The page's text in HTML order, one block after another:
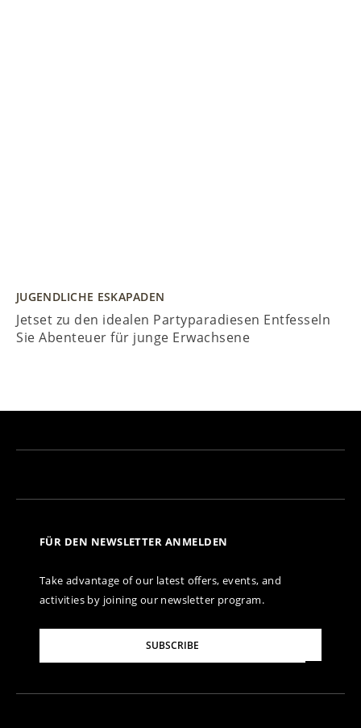
JUGENDLICHE ESKAPADEN
Jetset zu den idealen Partyparadiesen Entfesseln
Sie Abenteuer für junge Erwachsene
FÜR DEN NEWSLETTER ANMELDEN
Take advantage of our latest offers, events, and
activities by joining our newsletter program.
Your
SUBSCRIBE